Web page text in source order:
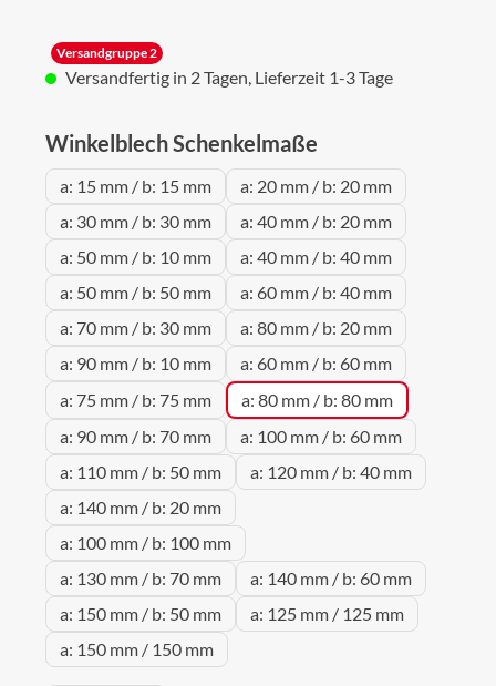
Versandgruppe 2
Versandfertig in 2 Tagen, Lieferzeit 1-3 Tage
Winkelblech Schenkelmaße
a: 15 mm / b: 15 mm
a: 20 mm / b: 20 mm
a: 30 mm / b: 30 mm
a: 40 mm / b: 20 mm
a: 50 mm / b: 10 mm
a: 40 mm / b: 40 mm
a: 50 mm / b: 50 mm
a: 60 mm / b: 40 mm
a: 70 mm / b: 30 mm
a: 80 mm / b: 20 mm
a: 90 mm / b: 10 mm
a: 60 mm / b: 60 mm
a: 75 mm / b: 75 mm
a: 80 mm / b: 80 mm
a: 90 mm / b: 70 mm
a: 100 mm / b: 60 mm
a: 110 mm / b: 50 mm
a: 120 mm / b: 40 mm
a: 140 mm / b: 20 mm
a: 100 mm / b: 100 mm
a: 130 mm / b: 70 mm
a: 140 mm / b: 60 mm
a: 150 mm / b: 50 mm
a: 125 mm / 125 mm
a: 150 mm / 150 mm